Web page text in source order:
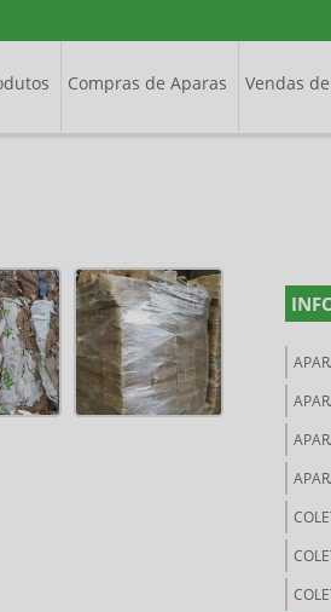
Compras de Aparas Vendas